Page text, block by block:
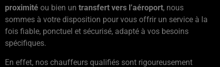
proximité ou bien un transfert vers l’aéroport, nous
sommes à votre disposition pour vous offrir un service à la
fois fiable, ponctuel et sécurisé, adapté à vos besoins
spécifiques.
En effet, nos chauffeurs qualifiés sont rigoureusement